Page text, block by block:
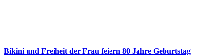
Bikini und Freiheit der Frau feiern 80 Jahre Geburtstag